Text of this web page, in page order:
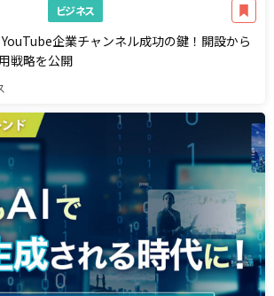
ビジネス
YouTube企業チャンネル成功の鍵！開設から
戦略を公開